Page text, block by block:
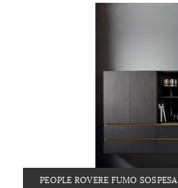
PEOPLE ROVERE FUMO SOSPESA